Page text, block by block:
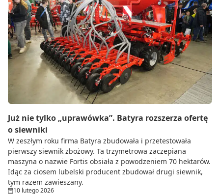
Już nie tylko „uprawówka”. Batyra rozszerza ofertę
o siewniki
W zeszłym roku firma Batyra zbudowała i przetestowała
pierwszy siewnik zbożowy. Ta trzymetrowa zaczepiana
maszyna o nazwie Fortis obsiała z powodzeniem 70 hektarów.
Idąc za ciosem lubelski producent zbudował drugi siewnik,
tym razem zawieszany.
10 lutego 2026